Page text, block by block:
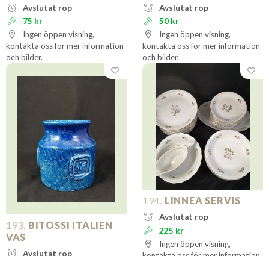
Avslutat rop
75 kr
Ingen öppen visning,
kontakta oss för mer information
och bilder.
Avslutat rop
50 kr
Ingen öppen visning,
kontakta oss för mer information
och bilder.
193. BITOSSI ITALIEN
VAS
Avslutat rop
194. LINNEA SERVIS
Avslutat rop
225 kr
Ingen öppen visning,